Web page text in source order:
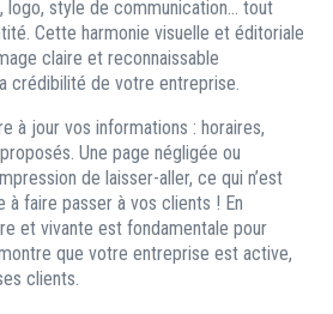
logo, style de communication… tout
Cette harmonie visuelle et éditoriale
claire et reconnaissable
crédibilité de votre entreprise.
à jour vos informations : horaires,
Une page négligée ou
de laisser-aller, ce qui n’est
à faire passer à vos clients ! En
et vivante est fondamentale pour
que votre entreprise est active,
clients.